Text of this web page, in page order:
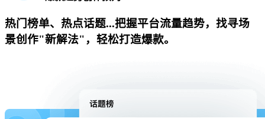
热门榜单、热点话题...把握平台流量趋势，找寻场
景创作"新解法"，轻松打造爆款。